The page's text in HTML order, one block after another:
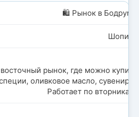
🛍️ Рынок в Бодруме
Шопинг
рынок, где можно купить
оливковое масло, сувениры.
Работает по вторникам.